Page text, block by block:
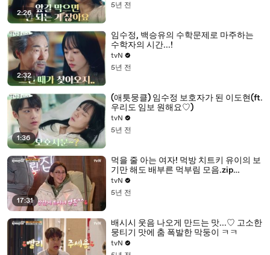
2:26
5년 전
2:32
임수정, 백승유의 수학문제로 마주하는
수학자의 시간...!
tvN
5년 전
1:36
(애틋뭉클) 임수정 보호자가 된 이도현(ft.
우리도 임보 원해요♡)
tvN
5년 전
17:31
먹을 줄 아는 여자! 먹방 치트키 유이의 보
기만 해도 배부른 먹부림 모음.zip
#highlight
tvN
5년 전
배시시 웃음 나오게 만드는 맛...♡ 고소한
뭉티기 맛에 춤 폭발한 막둥이 ㅋㅋ
tvN